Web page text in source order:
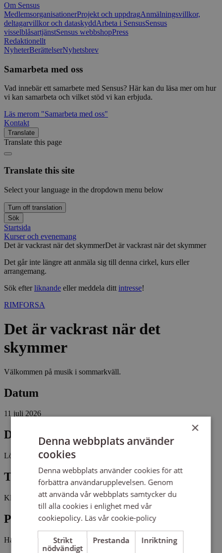
Om Sensus
MedlemsorganisationerProjekt och uppdragAnmälningsvillkor,
deltagarvillkor och dataskyddArbeta i SensusSensus
visselblåsartjänstSensus webbshopPress
Redaktionellt
NyheterBerättelserNyhetsbrev
Samarbeta med oss
Vad innebär ett samarbete med Sensus? Här kan du läsa mer om hur
vi kan samarbeta och vilket stöd vi kan erbjuda.
Läs merom "Samarbeta med oss"
Kontakt
Translate
Translate this page
Translate this site
Select your language in the dropdown menu below
Turn off translation
Sök
Startsida
Kurser och evenemang
Det är vackrast när det skymmerDet är vackrast när det skymmer
Det går inte längre att anmäla sig till denna cirkel, kurs eller
arrangemang.
Sök efterliknande eller meddela ditt intresse!
RIMFORSA
Det är vackrast när det
skymmer
Välkommen på musik i sommarkväll.
Datum
11 juli 2026
Dag
Lördag
Tid
Kl 18:00 - 19:00
Plats
Hägerstads nya kyrka
×
Denna webbplats använder
cookies
Denna webbplats använder cookies för att
förbättra användarupplevelsen. Genom
att använda vår webbplats samtycker du
till alla cookies i enlighet med vår
cookiepolicy. Läs vår cookie-policy
Strikt
nödvändigt
Prestanda Inriktning